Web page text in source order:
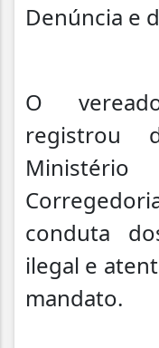
Denúncia e
O
registrou
conduta
ilegal e
mandato.